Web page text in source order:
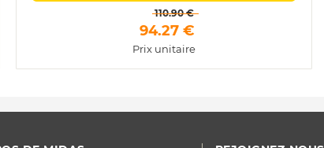
110.90 €
94.27 €
Prix unitaire